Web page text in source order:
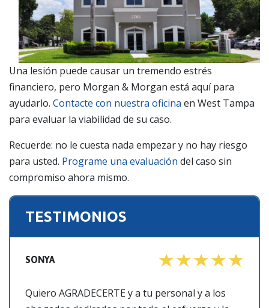
Una lesión puede causar un tremendo estrés
financiero, pero Morgan & Morgan está aquí para
ayudarlo. Contacte con nuestra oficina en West Tampa
para evaluar la viabilidad de su caso.
Recuerde: no le cuesta nada empezar y no hay riesgo
para usted. Programe una evaluación del caso sin
compromiso ahora mismo.
TESTIMONIOS
SONYA
Quiero AGRADECERTE y a tu personal y a los